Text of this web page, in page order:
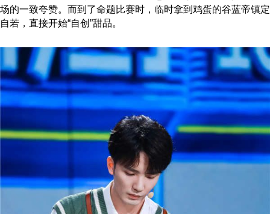
场的一致夸赞。而到了命题比赛时，临时拿到鸡蛋的谷蓝帝镇定
自若，直接开始“自创”甜品。